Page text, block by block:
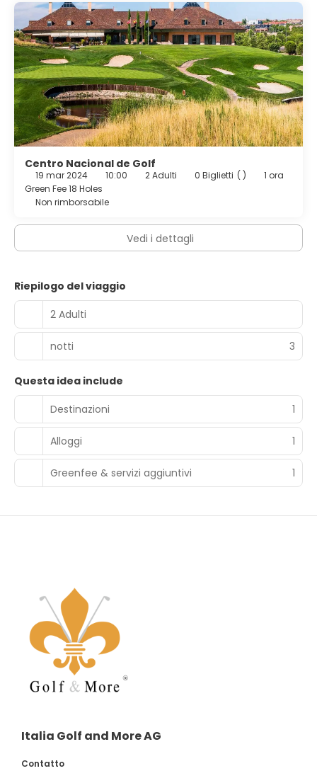
sostenibili.
Centro Nacional de Golf
19 mar 2024 10:00 2 Adulti 0 Biglietti ( )
1 ora
Green Fee 18 Holes
Non rimborsabile
Vedi i dettagli
Riepilogo del viaggio
2 Adulti
notti 3
Questa idea include
Destinazioni
1
Alloggi 1
Greenfee & servizi aggiuntivi 1
Italia Golf and More AG
Contatto